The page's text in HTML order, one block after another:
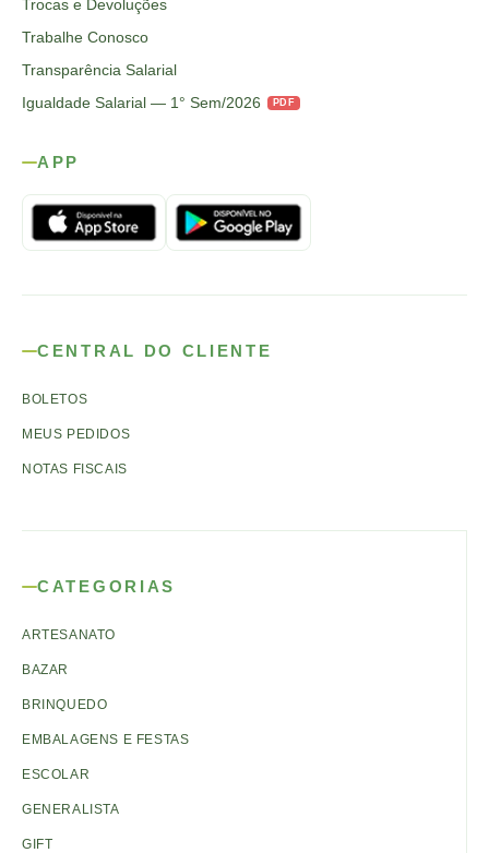
Trocas e Devoluções
Trabalhe Conosco
Transparência Salarial
Igualdade Salarial — 1° Sem/2026
PDF
APP
CENTRAL DO CLIENTE
BOLETOS
MEUS PEDIDOS
NOTAS FISCAIS
CATEGORIAS
ARTESANATO
BAZAR
BRINQUEDO
EMBALAGENS E FESTAS
ESCOLAR
GENERALISTA
GIFT